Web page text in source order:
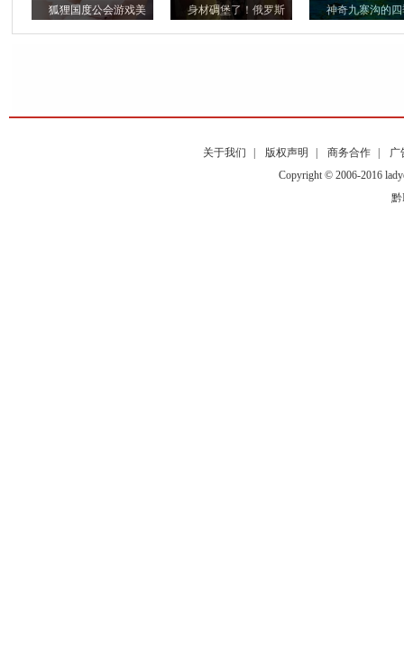
狐狸国度公会游戏美 身材碉堡了！俄罗斯 神奇九寨沟的
关于我们 版权声明 商务合作
广
Copyright © 2006-2016
黔